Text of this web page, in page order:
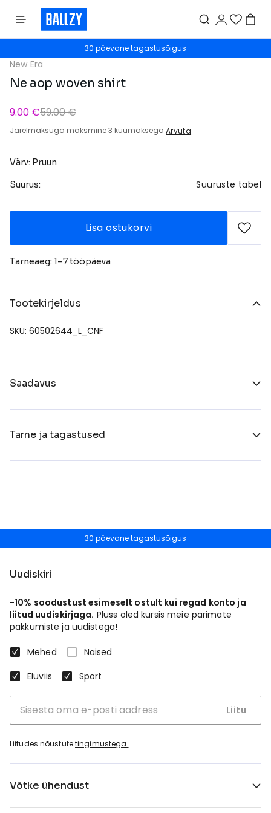
30 päevane tagastusõigus
New Era
Ne aop woven shirt
9.00 €59.00 €
Järelmaksuga maksmine 3 kuumaksega Arvuta
Värv: Pruun
Suurus: Suuruste tabel
Lisa ostukorvi
Tarneaeg: 1–7 tööpäeva
Tootekirjeldus
SKU: 60502644_L_CNF
Saadavus
Tarne ja tagastused
30 päevane tagastusõigus
Uudiskiri
-10% soodustust esimeselt ostult kui regad konto ja
liitud uudiskirjaga. Pluss oled kursis meie parimate
pakkumiste ja uudistega!
Mehed
Naised
Eluviis
Sport
Liitu
Liitudes nõustutetingimustega..
Võtke ühendust